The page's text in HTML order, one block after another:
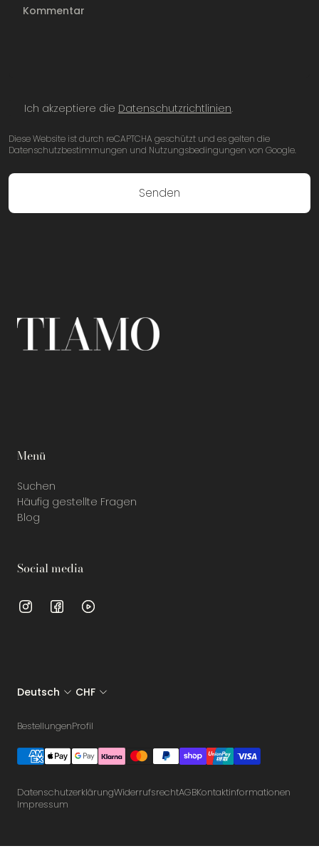
Ich akzeptiere die Datenschutzrichtlinien.
Diese Website ist durch reCAPTCHA geschützt und es gelten die
Datenschutzbestimmungen und Nutzungsbedingungen von Google.
Senden
Menü
Suchen
Häufig gestellte Fragen
Blog
Social media
Deutsch CHF
BestellungenProfil
DatenschutzerklärungWiderrufsrechtAGBKontaktinformationen
Impressum